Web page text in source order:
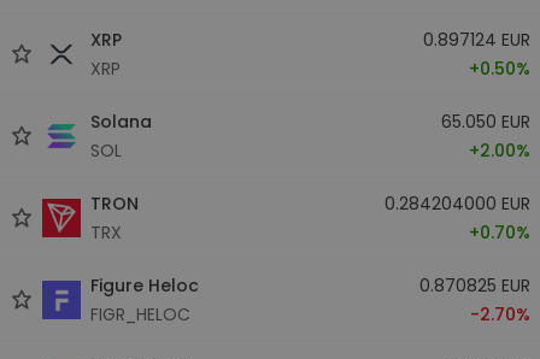
XRP
XRP
0.897124 EUR
+0.50%
Solana
SOL
65.050 EUR
+2.00%
TRON
TRX
0.284204000 EUR
+0.70%
Figure Heloc
FIGR_HELOC
0.870825 EUR
-2.70%